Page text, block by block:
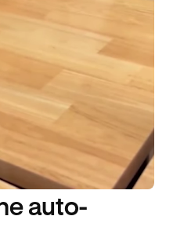
auto-